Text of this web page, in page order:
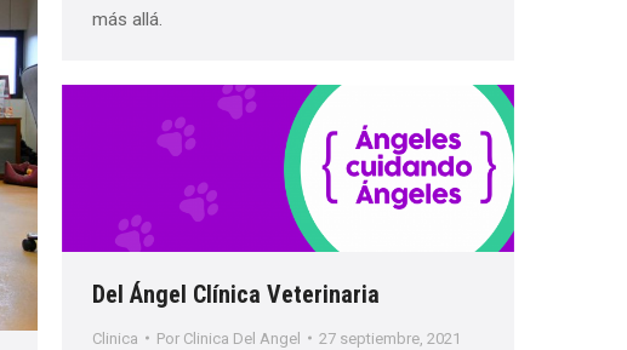
más allá.
Del Ángel Clínica Veterinaria
Clinica Por Clinica Del Angel 27 septiembre, 2021